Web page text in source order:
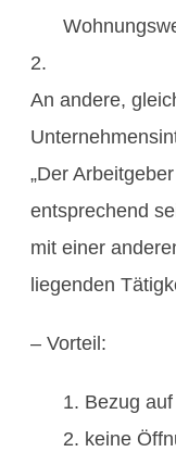
An andere,
„Der
entsprechend
mit einer
liegenden
– Vorteil:
Bezug
keine